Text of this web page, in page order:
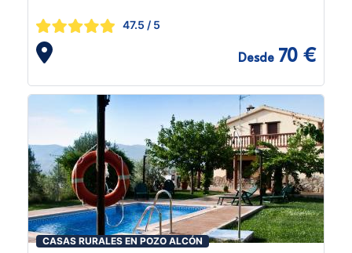
47.5 / 5
Desde 70 €
CASAS RURALES EN POZO ALCÓN